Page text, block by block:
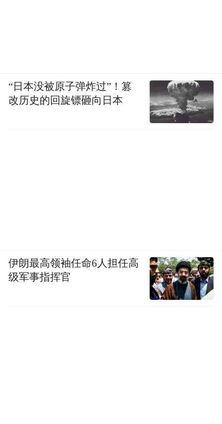
“日本没被原子弹炸过”！篡
改历史的回旋镖砸向日本
伊朗最高领袖任命6人担任高
级军事指挥官